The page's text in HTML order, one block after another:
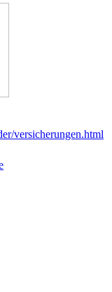
versicherungen.html